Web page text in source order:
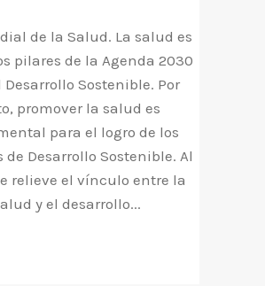
de la Salud. La salud es
pilares de la Agenda 2030
Desarrollo Sostenible. Por
promover la salud es
para el logro de los
de Desarrollo Sostenible. Al
relieve el vínculo entre la
y el desarrollo...